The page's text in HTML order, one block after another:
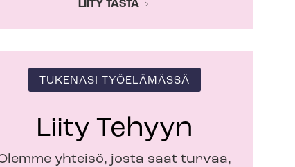
LIITY TÄSTÄ
TUKENASI TYÖELÄMÄSSÄ
Liity Tehyyn
yhteisö, josta saat turvaa,